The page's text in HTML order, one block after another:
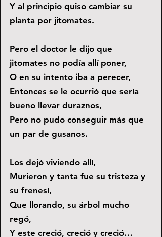
Y al principio quiso cambiar su
planta por jitomates.
Pero el doctor le dijo que
jitomates no podía allí poner,
O en su intento iba a perecer,
Entonces se le ocurrió que sería
bueno llevar duraznos,
Pero no pudo conseguir más que
un par de gusanos.
Los dejó viviendo allí,
Murieron y tanta fue su tristeza y
su frenesí,
Que llorando, su árbol mucho
regó,
Y este creció, creció y creció…